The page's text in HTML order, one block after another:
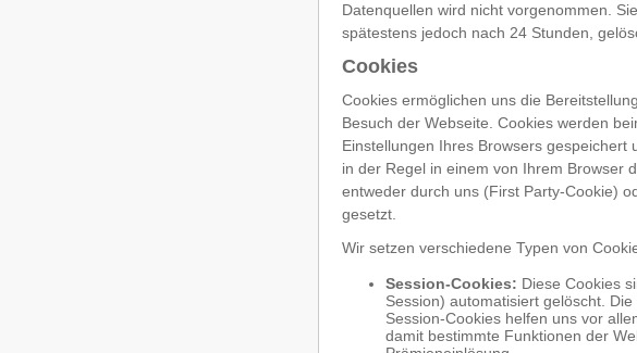
Datenquellen wird nicht vorgenommen.
spätestens jedoch nach 24 Stunden,
Cookies
Cookies ermöglichen uns die
Besuch der Webseite. Cookies werden
Einstellungen Ihres Browsers
in der Regel in einem von Ihrem Browser
entweder durch uns (First Party-Cookie)
gesetzt.
Wir setzen verschiedene Typen von
Session-Cookies: Diese Cookies
Session) automatisiert gelöscht.
Session-Cookies helfen uns vor
damit bestimmte Funktionen der